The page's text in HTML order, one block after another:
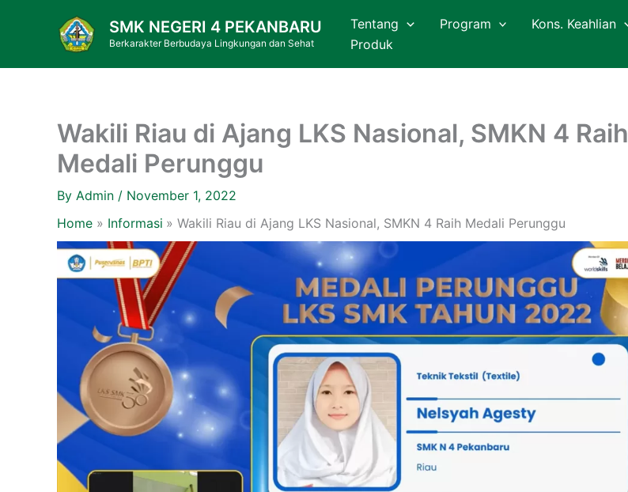
SMK NEGERI 4 PEKANBARU
Berkarakter Berbudaya Lingkungan dan Sehat
Tentang Program Kons. Keahlian
Produk
Wakili Riau di Ajang LKS Nasional, SMKN 4 Raih
Medali Perunggu
By Admin / November 1, 2022
Home
Informasi Wakili Riau di Ajang LKS Nasional, SMKN 4 Raih Medali Perunggu